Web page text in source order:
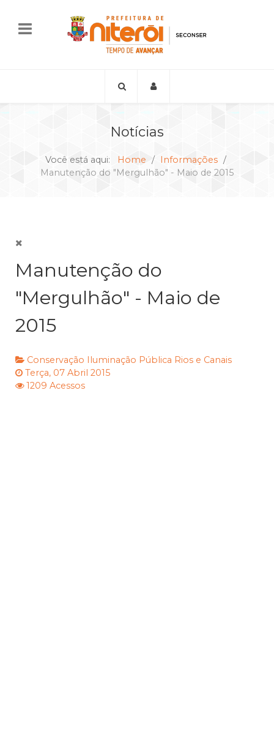
Notícias
Você está aqui: Home
Informações
Manutenção do "Mergulhão" - Maio de 2015
Manutenção do
"Mergulhão" - Maio de
2015
Conservação Iluminação Pública Rios e Canais
Terça, 07 Abril 2015
1209 Acessos